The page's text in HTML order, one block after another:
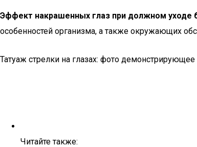
Эффект накрашенных глаз при должном уходе
особенностей организма, а также окружающих
Татуаж стрелки на глазах: фото
Читайте также: